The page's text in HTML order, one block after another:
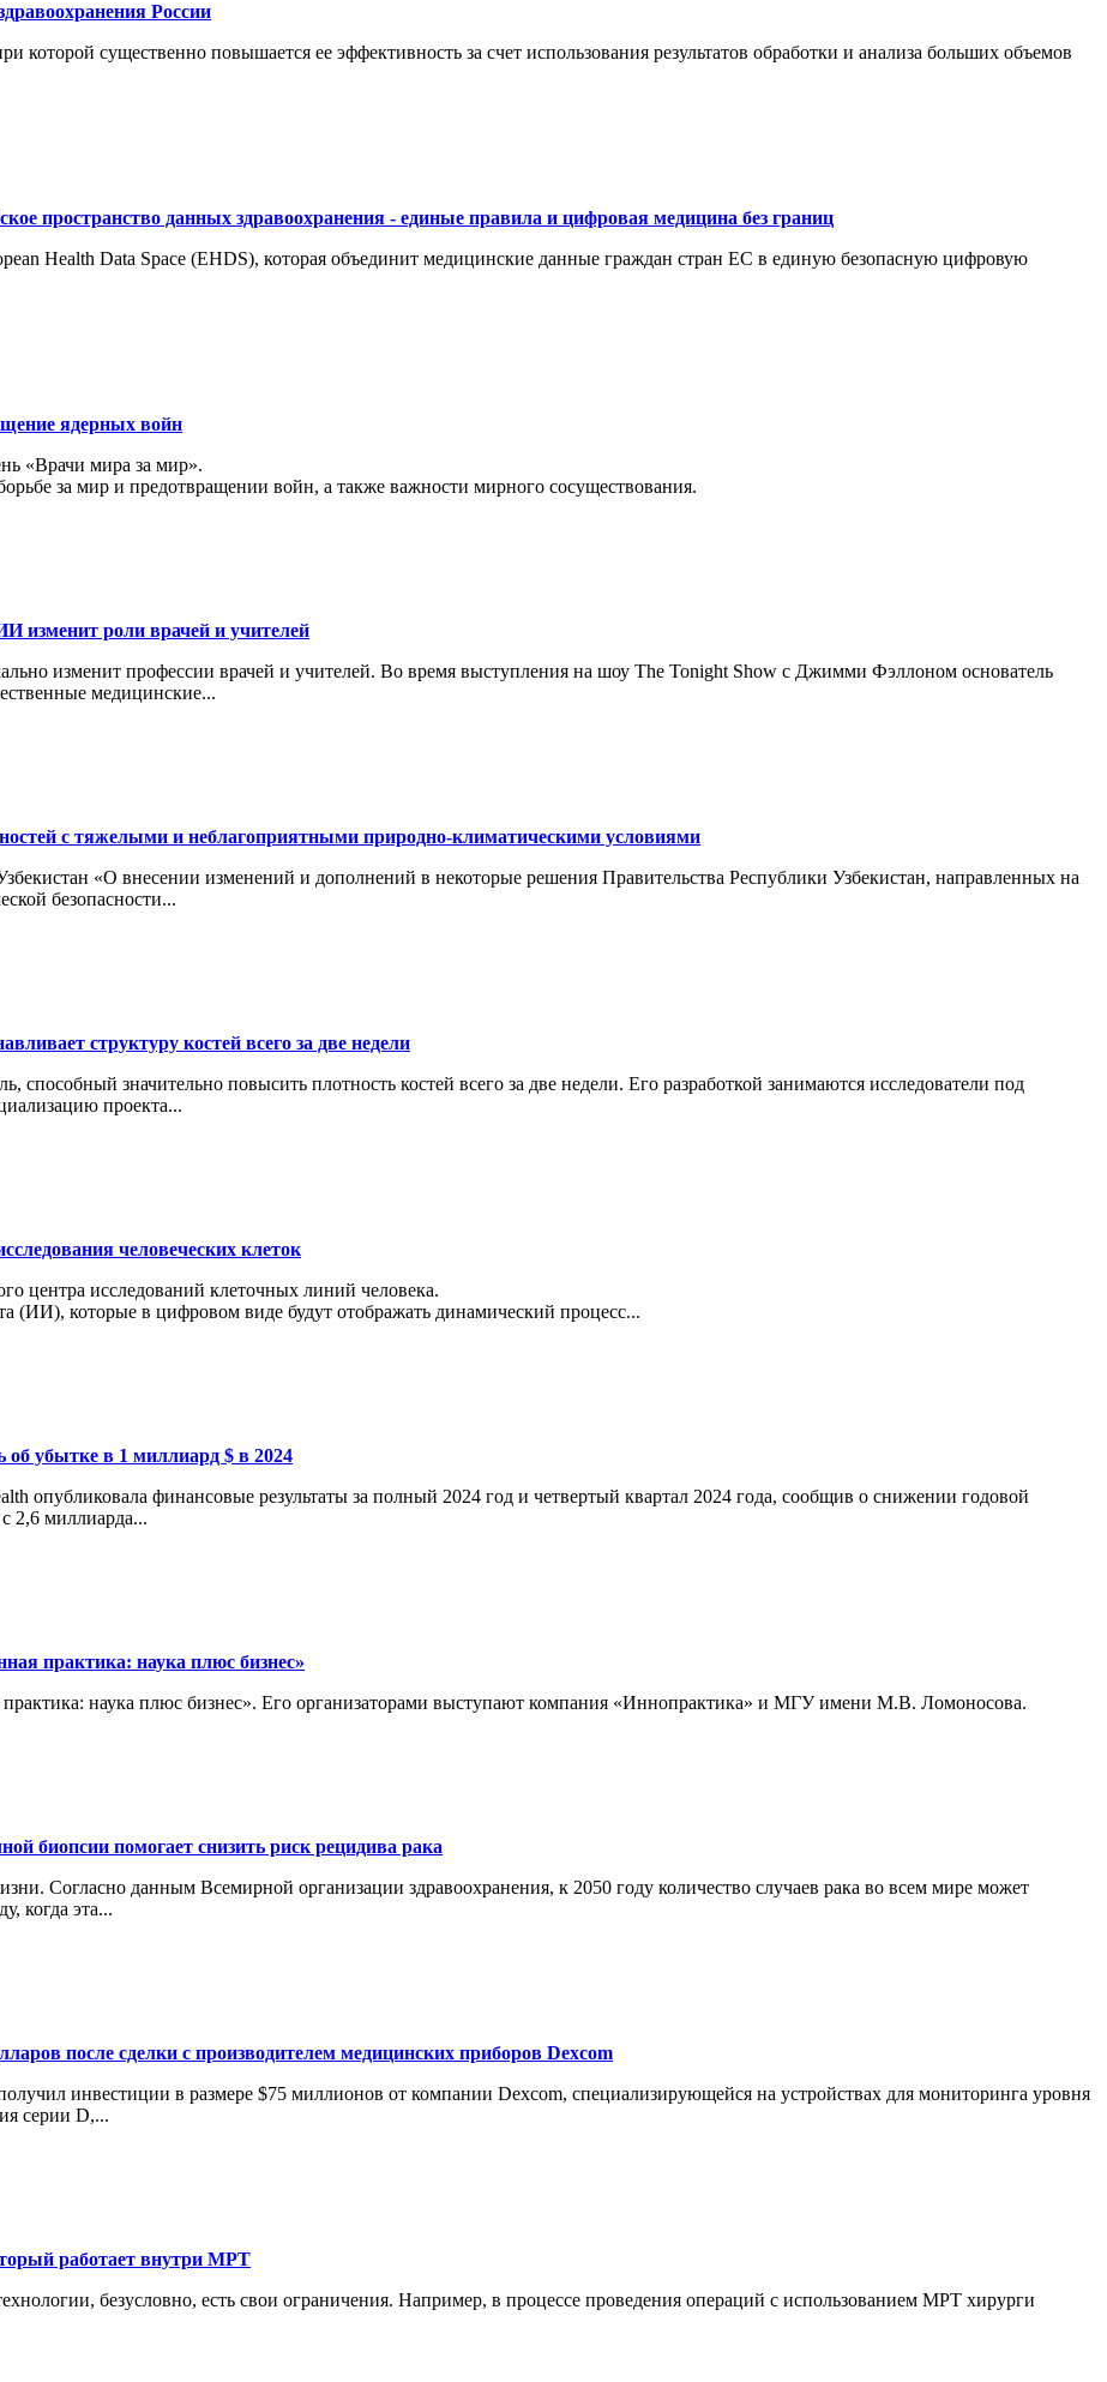
России
существенно повышается ее эффективность за счет использования результатов обработки и анализа больших объемов
пространство данных здравоохранения - единые правила и цифровая медицина без границ
Health Data Space (EHDS), которая объединит медицинские данные граждан стран ЕС в единую безопасную цифровую
ядерных войн
«Врачи мира за мир».
за мир и предотвращении войн, а также важности мирного сосуществования.
изменит роли врачей и учителей
изменит профессии врачей и учителей. Во время выступления на шоу The Tonight Show с Джимми Фэллоном основатель
медицинские...
с тяжелыми и неблагоприятными природно-климатическими условиями
«О внесении изменений и дополнений в некоторые решения Правительства Республики Узбекистан, направленных на
безопасности...
структуру костей всего за две недели
значительно повысить плотность костей всего за две недели. Его разработкой занимаются исследователи под
проекта...
человеческих клеток
центра исследований клеточных линий человека.
(ИИ), которые в цифровом виде будут отображать динамический процесс...
об убытке в 1 миллиард $ в 2024
опубликовала финансовые результаты за полный 2024 год и четвертый квартал 2024 года, сообщив о снижении годовой
2,6 миллиарда...
практика: наука плюс бизнес»
наука плюс бизнес». Его организаторами выступают компания «Иннопрактика» и МГУ имени М.В. Ломоносова.
биопсии помогает снизить риск рецидива рака
Согласно данным Всемирной организации здравоохранения, к 2050 году количество случаев рака во всем мире может
когда эта...
после сделки с производителем медицинских приборов Dexcom
инвестиции в размере $75 миллионов от компании Dexcom, специализирующейся на устройствах для мониторинга уровня
серии D,...
работает внутри МРТ
безусловно, есть свои ограничения. Например, в процессе проведения операций с использованием МРТ хирурги